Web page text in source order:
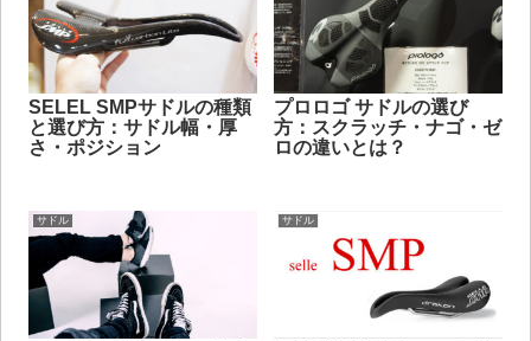
SELEL SMPサドルの種類
と選び方：サドル幅・厚
さ・ポジション
プロロゴ サドルの選び
方：スクラッチ・ナゴ・ゼ
ロの違いとは？
サドル サドル